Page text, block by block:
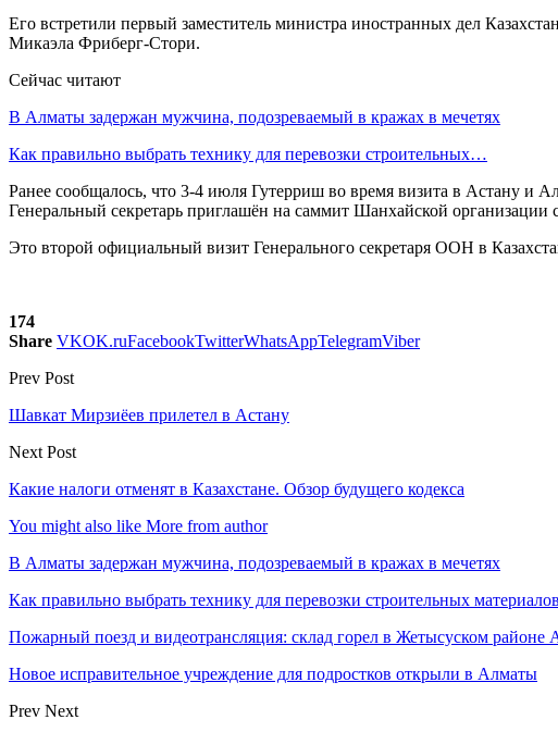
Его встретили первый заместитель министра иностранных дел
Микаэла Фриберг-Стори.
Сейчас читают
В Алматы задержан мужчина, подозреваемый в кражах в мечетях
Как правильно выбрать технику для перевозки строительных…
Ранее сообщалось, что 3-4 июля Гутерриш во время визита в Астану и
Генеральный секретарь приглашён на саммит Шанхайской
Это второй официальный визит Генерального секретаря ООН в
174
Share VKOK.ruFacebookTwitterWhatsAppTelegramViber
Prev Post
Шавкат Мирзиёев прилетел в Астану
Next Post
Какие налоги отменят в Казахстане. Обзор будущего кодекса
You might also like More from author
В Алматы задержан мужчина, подозреваемый в кражах в мечетях
Как правильно выбрать технику для перевозки строительных материалов
Пожарный поезд и видеотрансляция: склад горел в Жетысуском районе
Новое исправительное учреждение для подростков открыли в Алматы
Prev Next